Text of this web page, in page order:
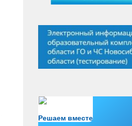
Решаем вместе